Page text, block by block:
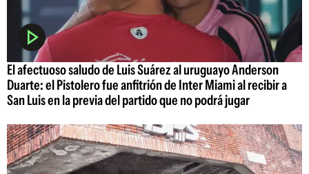
El afectuoso saludo de Luis Suárez al uruguayo Anderson
Duarte: el Pistolero fue anfitrión de Inter Miami al recibir a
San Luis en la previa del partido que no podrá jugar